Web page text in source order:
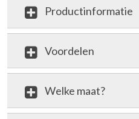
Productinformatie
Voordelen
Welke maat?